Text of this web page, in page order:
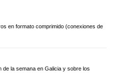
en formato comprimido (conexiones de
de la semana en Galicia y sobre los